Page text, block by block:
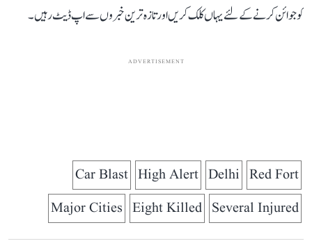
کو جوائن کرنے کے لئے یہاں کلک کریں اور تازہ ترین خبروں سے اپ ڈیٹ رہیں۔
ADVERTISEMENT
Red Fort
Delhi
High Alert
Car Blast
Several Injured
Eight Killed
Major Cities